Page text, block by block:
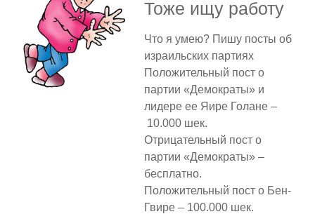
Тоже ищу работу
Что я умею? Пишу посты об
израильских партиях
Положительный пост о
партии «Демократы» и
лидере ее Яире Голане –
10.000 шек.
Отрицательный пост о
партии «Демократы» –
бесплатно.
Положительный пост о Бен-
Гвире – 100.000 шек.